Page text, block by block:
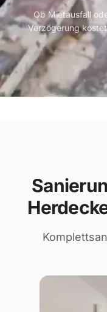
Ob Mietausfall
Verzögerung
Jetzt